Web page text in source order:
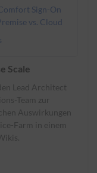
Sign-On
vs. Cloud
Scale
Lead Architect
Team zur
Auswirkungen
Farm in einem